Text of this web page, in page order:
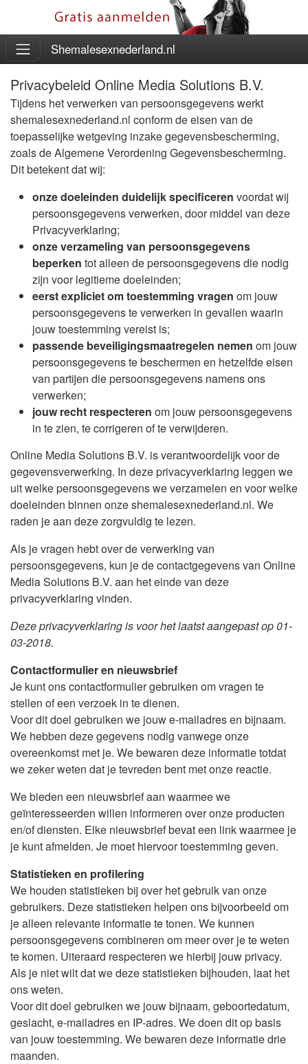
Shemalesexnederland.nl
Privacybeleid Online Media Solutions B.V.
Tijdens het verwerken van persoonsgegevens werkt
shemalesexnederland.nl conform de eisen van de
toepasselijke wetgeving inzake gegevensbescherming,
zoals de Algemene Verordening Gegevensbescherming.
Dit betekent dat wij:
onze doeleinden duidelijk specificeren voordat wij
persoonsgegevens verwerken, door middel van deze
Privacyverklaring;
onze verzameling van persoonsgegevens
beperken tot alleen de persoonsgegevens die nodig
zijn voor legitieme doeleinden;
eerst expliciet om toestemming vragen om jouw
persoonsgegevens te verwerken in gevallen waarin
jouw toestemming vereist is;
passende beveiligingsmaatregelen nemen om jouw
persoonsgegevens te beschermen en hetzelfde eisen
van partijen die persoonsgegevens namens ons
verwerken;
jouw recht respecteren om jouw persoonsgegevens
in te zien, te corrigeren of te verwijderen.
Online Media Solutions B.V. is verantwoordelijk voor de
gegevensverwerking. In deze privacyverklaring leggen we
uit welke persoonsgegevens we verzamelen en voor welke
doeleinden binnen onze shemalesexnederland.nl. We
raden je aan deze zorgvuldig te lezen.
Als je vragen hebt over de verwerking van
persoonsgegevens, kun je de contactgegevens van Online
Media Solutions B.V. aan het einde van deze
privacyverklaring vinden.
Deze privacyverklaring is voor het laatst aangepast op 01-
03-2018.
Contactformulier en nieuwsbrief
Je kunt ons contactformulier gebruiken om vragen te
stellen of een verzoek in te dienen.
Voor dit doel gebruiken we jouw e-mailadres en bijnaam.
We hebben deze gegevens nodig vanwege onze
overeenkomst met je. We bewaren deze informatie totdat
we zeker weten dat je tevreden bent met onze reactie.
We bieden een nieuwsbrief aan waarmee we
geïnteresseerden willen informeren over onze producten
en/of diensten. Elke nieuwsbrief bevat een link waarmee je
je kunt afmelden. Je moet hiervoor toestemming geven.
Statistieken en profilering
We houden statistieken bij over het gebruik van onze
gebruikers. Deze statistieken helpen ons bijvoorbeeld om
je alleen relevante informatie te tonen. We kunnen
persoonsgegevens combineren om meer over je te weten
te komen. Uiteraard respecteren we hierbij jouw privacy.
Als je niet wilt dat we deze statistieken bijhouden, laat het
ons weten.
Voor dit doel gebruiken we jouw bijnaam, geboortedatum,
geslacht, e-mailadres en IP-adres. We doen dit op basis
van jouw toestemming. We bewaren deze informatie drie
maanden.